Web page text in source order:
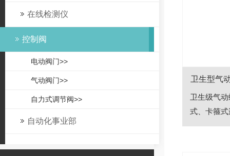
在线检测仪
控制阀
电动阀门>>
气动阀门>>
自力式调节阀>>
自动化事业部
卫生型气
卫生级气
式、卡箍